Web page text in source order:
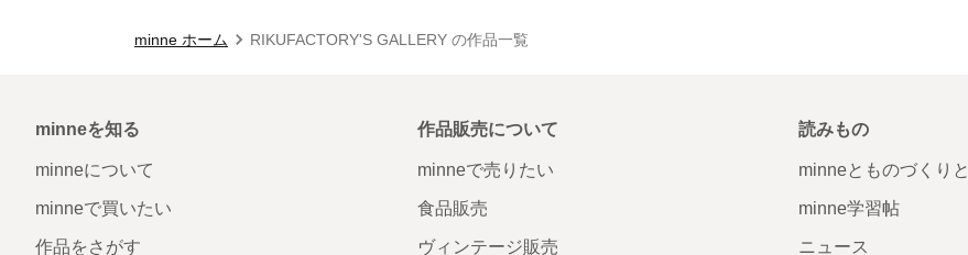
minne ホーム RIKUFACTORY'S GALLERY の作品一覧
minneを知る
minneについて
minneで買いたい
作品をさがす
作品販売について
minneで売りたい
食品販売
ヴィンテージ販売
読みもの
minneとものづくりと
minne学習帖
ニュース